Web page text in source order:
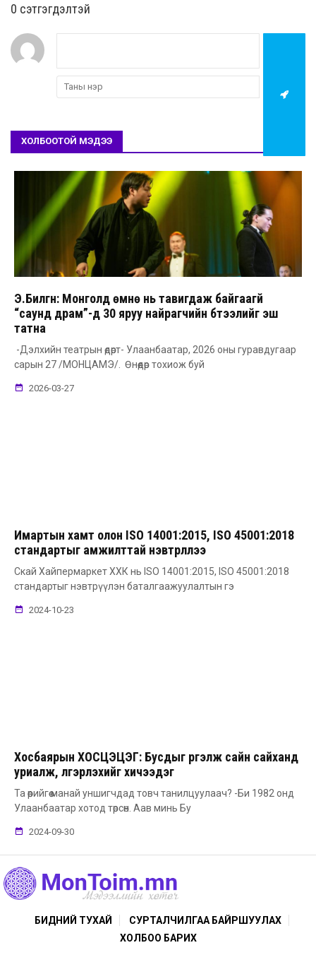
0 cэтгэгдэлтэй
ХОЛБООТОЙ МЭДЭЭ
Э.Билгүүн: Монголд өмнө нь тавигдаж байгаагүй
“саунд драм”-д 30 яруу найрагчийн бүтээлийг эш
татна
-Дэлхийн театрын өдөрт- Улаанбаатар, 2026 оны гуравдугаар
сарын 27 /МОНЦАМЭ/. Өнөөдөр тохиож буй
2026-03-27
Имартын хамт олон ISO 14001:2015, ISO 45001:2018
стандартыг амжилттай нэвтрүүллээ
Скай Хайпермаркет ХХК нь ISO 14001:2015, ISO 45001:2018
стандартыг нэвтрүүлэн баталгаажуулалтын гэ
2024-10-23
Хосбаярын ХОСЦЭЦЭГ: Бусдыг үргэлж сайн сайханд
уриалж, үлгэрлэхийг хичээдэг
Та өөрийгөө манай уншигчдад товч танилцуулаач? -Би 1982 онд
Улаанбаатар хотод төрсөн. Аав минь Бу
2024-09-30
БИДНИЙ ТУХАЙ
СУРТАЛЧИЛГАА БАЙРШУУЛАХ
ХОЛБОО БАРИХ